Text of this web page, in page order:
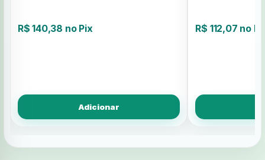
R$ 140,38 no Pix
Adicionar
R$ 112,07 no